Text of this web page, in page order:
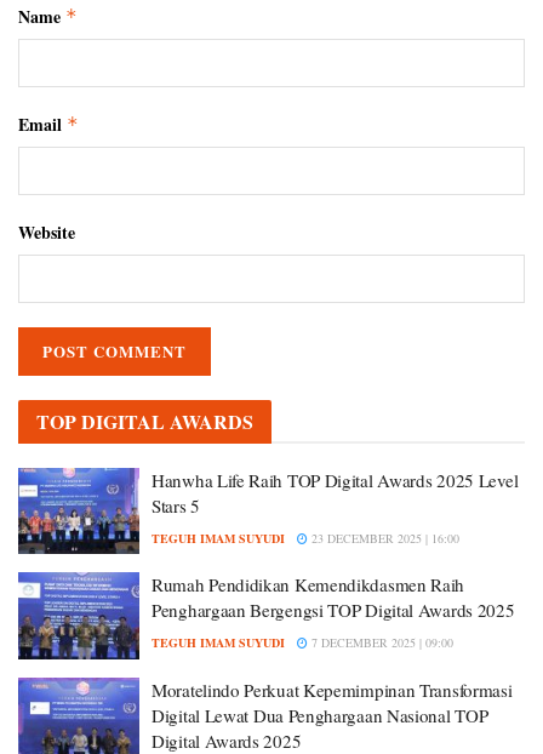
Name *
Email *
Website
TOP DIGITAL AWARDS
Hanwha Life Raih TOP Digital Awards 2025 Level
Stars 5
TEGUH IMAM SUYUDI 23 DECEMBER 2025 | 16:00
Rumah Pendidikan Kemendikdasmen Raih
Penghargaan Bergengsi TOP Digital Awards 2025
TEGUH IMAM SUYUDI 7 DECEMBER 2025 | 09:00
Moratelindo Perkuat Kepemimpinan Transformasi
Digital Lewat Dua Penghargaan Nasional TOP
Digital Awards 2025